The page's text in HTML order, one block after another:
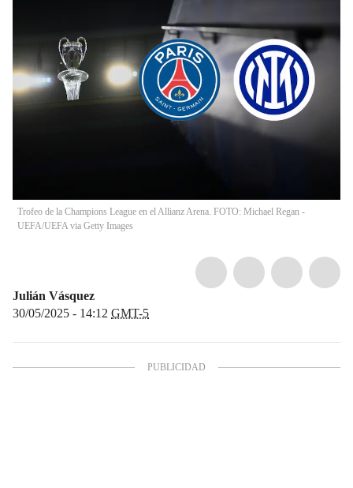
Trofeo de la Champions League en el Allianz Arena. FOTO: Michael Regan -
UEFA/UEFA via Getty Images
Julián Vásquez
30/05/2025 - 14:12 GMT-5